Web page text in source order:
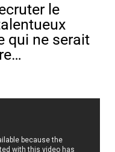
le
qui ne serait